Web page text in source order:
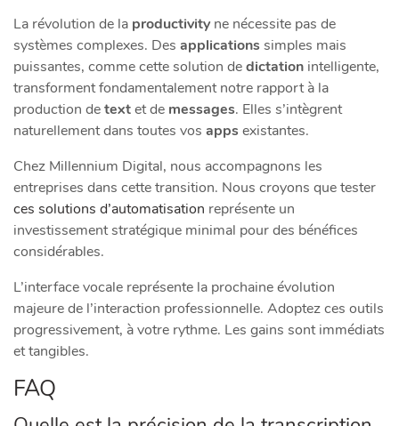
La révolution de la productivity ne nécessite pas de
systèmes complexes. Des applicationssimples mais
puissantes, comme cette solution dedictation intelligente,
transforment fondamentalement notre rapport à la
production detextet de messages. Elles s’intègrent
naturellement dans toutes vos appsexistantes.
Chez Millennium Digital, nous accompagnons les
entreprises dans cette transition. Nous croyons que tester
ces solutions d’automatisation représente un
investissement stratégique minimal pour des bénéfices
considérables.
L’interface vocale représente la prochaine évolution
majeure de l’interaction professionnelle. Adoptez ces outils
progressivement, à votre rythme. Les gains sont immédiats
et tangibles.
FAQ